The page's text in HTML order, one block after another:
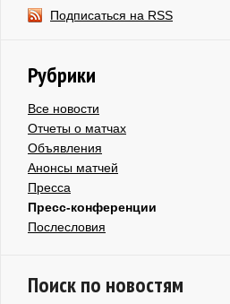
Подписаться на RSS
Рубрики
Все новости
Отчеты о матчах
Объявления
Анонсы матчей
Пресса
Пресс-конференции
Послесловия
Поиск по новостям